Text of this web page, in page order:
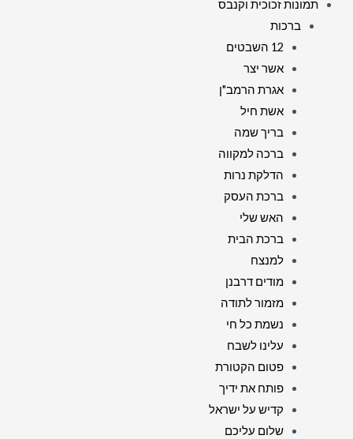
תמונות זכוכית וקנבס
ברכות
12 השבטים
אשר יצר
אגרת הרמב"ן
אשת חיל
בריך שמה
ברכה למקווה
הדלקת נרות
ברכת העסק
האש שלי
ברכת הבית
למנצח
מודים דרבנן
מזמור לתודה
נשמת כל חי
עלינו לשבח
פטום הקטורת
פותח את ידיך
קדיש על ישראל
שלום עליכם